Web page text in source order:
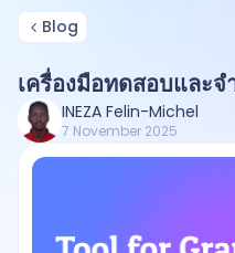
Blog
เครื่องมือทดสอบและ
INEZA Felin-Michel
7 November 2025